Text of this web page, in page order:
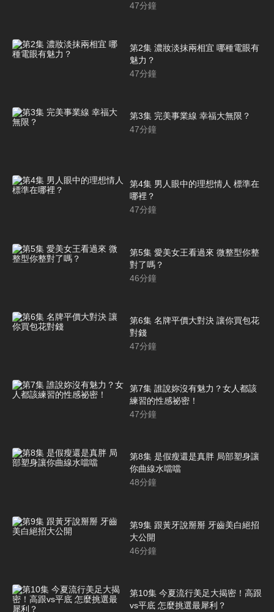
47分鐘
第2集 濃妝淡抹兩相宜 哪種電眼有
魅力？
47分鐘
第3集 完美事業線 幸福大無限？
47分鐘
第4集 男人眼中的理想情人 標準在
哪裡？
47分鐘
第5集 愛美女王看過來 微整型你整
對了嗎？
46分鐘
第6集 名牌平價大對決 讓你買包花
對錢
47分鐘
第7集 誰說妳沒有魅力？女人都該
練習的性感祕密！
47分鐘
第8集 是假瘦還是真胖 局部塑身讓
你曲線水噹噹
48分鐘
第9集 跟黃牙說掰掰 牙齒美白絕招
大公開
46分鐘
第10集 今夏流行美足大揭密！高跟
vs平底 怎麼挑選最犀利？